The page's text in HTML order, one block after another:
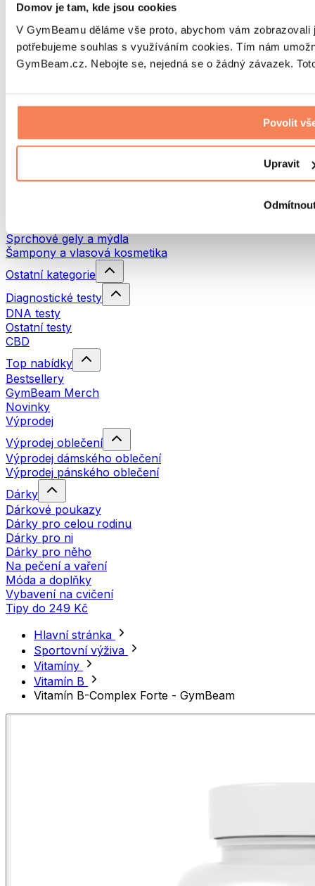
Domov je tam, kde jsou cookies
V GymBeamu děláme vše proto, abychom vám
potřebujeme souhlas s využíváním cookies. Tím nám
GymBeam.cz. Nebojte se, nejedná se o žádný závazek.
Povolit
Upravit
Běh
Bojové sporty
Cyklistika
Jóga a pilates
Otužování
Turistika
Red Light Therapy
Vodní filtry a konvice
Sprchové gely a mýdla
Šampony a vlasová kosmetika
Ostatní kategorie
Diagnostické testy
DNA testy
Ostatní testy
CBD
Top nabídky
Bestsellery
GymBeam Merch
Novinky
Výprodej
Výprodej oblečení
Výprodej dámského oblečení
Výprodej pánského oblečení
Dárky
Dárkové poukazy
Dárky pro celou rodinu
Dárky pro ni
Dárky pro něho
Na pečení a vaření
Móda a doplňky
Vybavení na cvičení
Tipy do 249 Kč
Hlavní stránka
Sportovní výživa
Vitamíny
Vitamín B
Vitamín B-Complex Forte - GymBeam